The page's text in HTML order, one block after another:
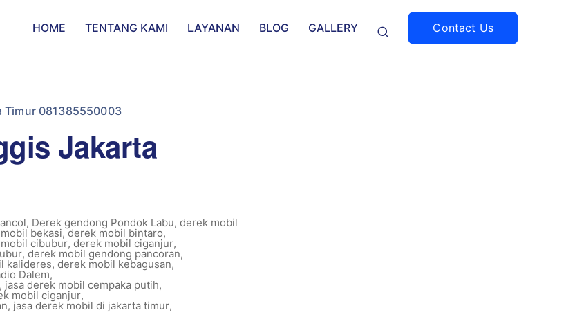
HOME TENTANG KAMI LAYANAN BLOG GALLERY Contact Us
Timur 081385550003
Jakarta
, Derek gendong Pondok Labu, derek mobil
bekasi,derek mobil bintaro,
cibubur, derek mobil ciganjur,
, derek mobil gendong pancoran,
kalideres, derek mobil kebagusan,
Dalem,
, jasa derek mobil cempaka putih,
mobil ciganjur,
, jasa derek mobil di jakarta timur,